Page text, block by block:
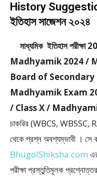
History Suggestion
ইতিহাস সাজেশন ২০২৪
মাধ্যমিক ইতিহাস
Madhyamik 2024 /
Board of Secondary
Madhyamik Exam
/ Class X /
চাকরির (WBCS, WBSSC,
থেকে প্রশ্ন অবশ্যম্ভাবী । সে
BhugolShiksha.com
পরীক্ষা প্রস্তুতিমূলক